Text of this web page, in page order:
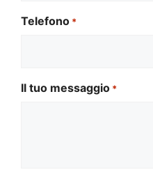
Telefono *
Il tuo messaggio *